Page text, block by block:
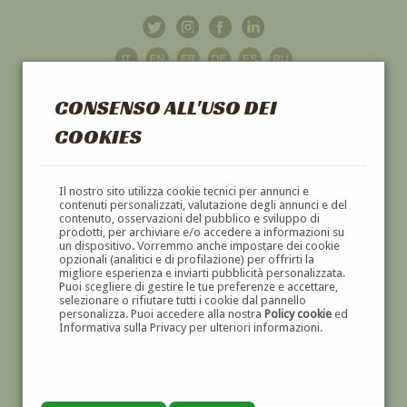
CONSENSO ALL'USO DEI
COOKIES
Il nostro sito utilizza cookie tecnici per annunci e
contenuti personalizzati, valutazione degli annunci e del
contenuto, osservazioni del pubblico e sviluppo di
prodotti, per archiviare e/o accedere a informazioni su
un dispositivo. Vorremmo anche impostare dei cookie
opzionali (analitici e di profilazione) per offrirti la
migliore esperienza e inviarti pubblicità personalizzata.
Puoi scegliere di gestire le tue preferenze e accettare,
selezionare o rifiutare tutti i cookie dal pannello
personalizza. Puoi accedere alla nostra Policy cookieed
Informativa sulla Privacy per ulteriori informazioni.
GALLERIAD'ARTE
DIPINTI E SCULTURE '800 E '900